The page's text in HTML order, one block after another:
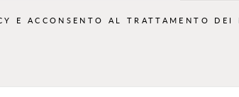
E ACCONSENTO AL TRATTAMENTO